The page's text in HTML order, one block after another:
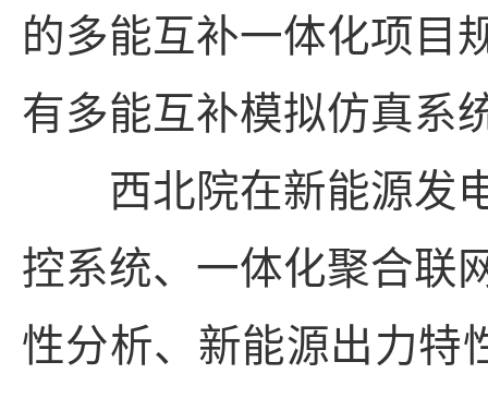
的多能互补一体化项目
有多能互补模拟仿真系
西北院在新能源发电
控系统、一体化聚合联
性分析、新能源出力特